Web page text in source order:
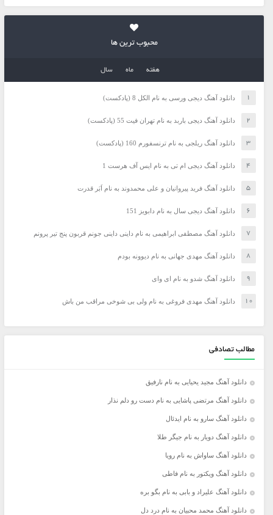
محبوب ترین ها
هفته ماه سال
دانلود آهنگ دیجی ورسی به نام الکل 8 (پادکست)
دانلود آهنگ دیجی باربد به نام تهران فیت 55 (پادکست)
دانلود آهنگ ریلجی به نام ترنسفورم 160 (پادکست)
دانلود آهنگ دیجی ام تی به نام ایس آف هرست 1
دانلود آهنگ فرید پیروانیان و علی محمدوند به نام اَبَر قدرت
دانلود آهنگ دیجی سال به نام دابویز 151
دانلود آهنگ مصطفی ابراهیمی به نام داینی داینی جونم قربون پنج تیر پرونم
دانلود آهنگ مهدی جهانی به نام دیوونه بودم
دانلود آهنگ شدو به نام ای وای
دانلود آهنگ مهدی فروغی به نام ولی بی شوخی مراقب من باش
مطالب تصادفی
دانلود آهنگ مجید یحیایی به نام نارفیق
دانلود آهنگ مرتضی پاشایی به نام دست رو دلم نذار
دانلود آهنگ سارو به نام ایدئال
دانلود آهنگ دویار به نام جیگر طلا
دانلود آهنگ ساواش به نام رویا
دانلود آهنگ ویکتور به نام فاطی
دانلود آهنگ علیراد و بابی به نام بگو بره
دانلود آهنگ محمد محبیان به نام درد دل